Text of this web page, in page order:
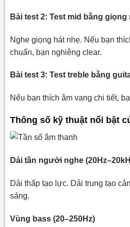
Bài test 2: Test mid bằng
Nghe giọng hát nhẹ. Nếu bạn
chuẩn, bạn nghiêng clear.
Bài test 3: Test treble bằng
Nếu bạn thích âm vang chi tiết,
Thông số kỹ thuật nổi bật
Dải tần người nghe
Dải thấp tạo lực. Dải trung tạo
sáng.
Vùng bass (20–250Hz)